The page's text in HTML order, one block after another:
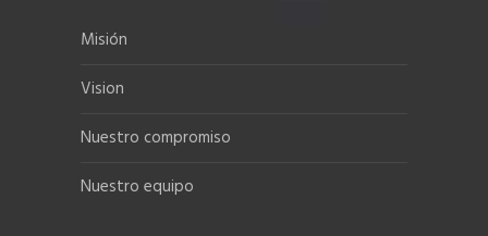
Misión
Vision
Nuestro compromiso
Nuestro equipo